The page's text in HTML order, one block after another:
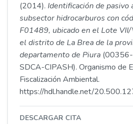
(2014). Identificación de pasivo
subsector hidrocarburos con
F01489, ubicado en el Lote
el distrito de La Brea de la
departamento de Piura
SDCA-CIPASH). Organismo de
Fiscalización Ambiental.
https://hdl.handle.net/
DESCARGAR CITA